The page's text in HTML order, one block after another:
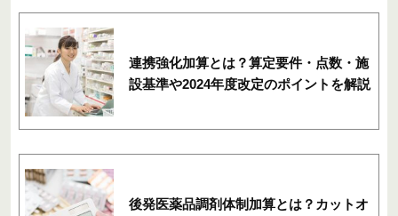
連携強化加算とは？算定要件・点数・施
設基準や2024年度改定のポイントを解説
後発医薬品調剤体制加算とは？カットオ